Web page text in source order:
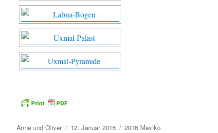
Autor
Anne und Oliver
Veröffentlicht
12. Januar 2016 Kategorien
2016 Mexiko